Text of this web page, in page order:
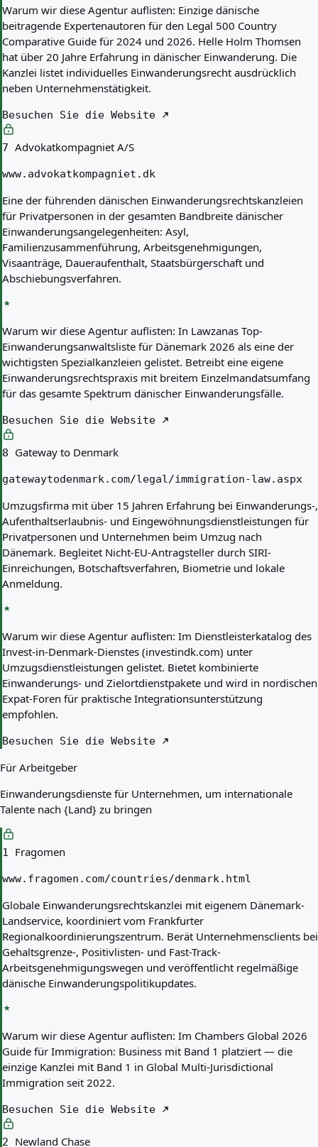
Warum wir diese Agentur auflisten: Einzige dänische
beitragende Expertenautoren für den Legal 500 Country
Comparative Guide für 2024 und 2026. Helle Holm Thomsen
hat über 20 Jahre Erfahrung in dänischer Einwanderung. Die
Kanzlei listet individuelles Einwanderungsrecht ausdrücklich
neben Unternehmenstätigkeit.
Besuchen Sie die Website
7 Advokatkompagniet A/S
www.advokatkompagniet.dk
Eine der führenden dänischen Einwanderungsrechtskanzleien
für Privatpersonen in der gesamten Bandbreite dänischer
Einwanderungsangelegenheiten: Asyl,
Familienzusammenführung, Arbeitsgenehmigungen,
Visaanträge, Daueraufenthalt, Staatsbürgerschaft und
Abschiebungsverfahren.
Warum wir diese Agentur auflisten: In Lawzanas Top-
Einwanderungsanwaltsliste für Dänemark 2026 als eine der
wichtigsten Spezialkanzleien gelistet. Betreibt eine eigene
Einwanderungsrechtspraxis mit breitem Einzelmandatsumfang
für das gesamte Spektrum dänischer Einwanderungsfälle.
Besuchen Sie die Website
8 Gateway to Denmark
gatewaytodenmark.com/legal/immigration-law.aspx
Umzugsfirma mit über 15 Jahren Erfahrung bei Einwanderungs-,
Aufenthaltserlaubnis- und Eingewöhnungsdienstleistungen für
Privatpersonen und Unternehmen beim Umzug nach
Dänemark. Begleitet Nicht-EU-Antragsteller durch SIRI-
Einreichungen, Botschaftsverfahren, Biometrie und lokale
Anmeldung.
Warum wir diese Agentur auflisten: Im Dienstleisterkatalog des
Invest-in-Denmark-Dienstes (investindk.com) unter
Umzugsdienstleistungen gelistet. Bietet kombinierte
Einwanderungs- und Zielortdienstpakete und wird in nordischen
Expat-Foren für praktische Integrationsunterstützung
empfohlen.
Besuchen Sie die Website
Für Arbeitgeber
Einwanderungsdienste für Unternehmen, um internationale
Talente nach {Land} zu bringen
1 Fragomen
www.fragomen.com/countries/denmark.html
Globale Einwanderungsrechtskanzlei mit eigenem Dänemark-
Landservice, koordiniert vom Frankfurter
Regionalkoordinierungszentrum. Berät Unternehmensclients bei
Gehaltsgrenze-, Positivlisten- und Fast-Track-
Arbeitsgenehmigungswegen und veröffentlicht regelmäßige
dänische Einwanderungspolitikupdates.
Warum wir diese Agentur auflisten: Im Chambers Global 2026
Guide für Immigration: Business mit Band 1 platziert — die
einzige Kanzlei mit Band 1 in Global Multi-Jurisdictional
Immigration seit 2022.
Besuchen Sie die Website
2 Newland Chase